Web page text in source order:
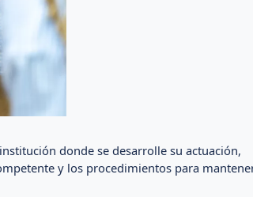
donde se desarrolle su actuación,
y los procedimientos para